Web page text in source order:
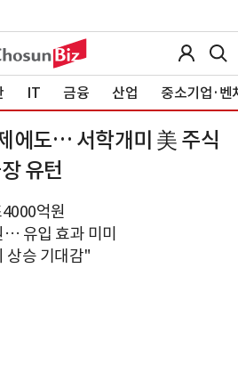
IT 금융 산업 중소기업·벤
에도… 서학개미 美 주식
유턴
억원
유입 효과 미미
상승 기대감"